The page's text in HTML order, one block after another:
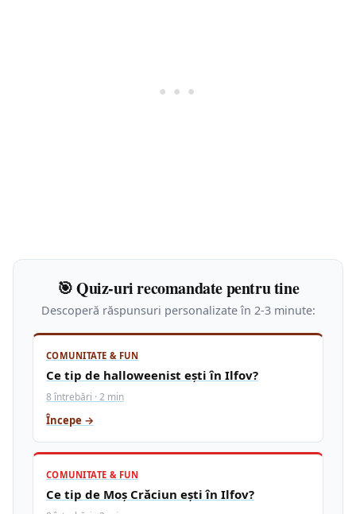
🎯 Quiz-uri recomandate pentru tine
Descoperă răspunsuri personalizate în 2-3 minute:
COMUNITATE & FUN
Ce tip de halloweenist ești în Ilfov?
8 întrebări · 2 min
Începe →
COMUNITATE & FUN
Ce tip de Moș Crăciun ești în Ilfov?